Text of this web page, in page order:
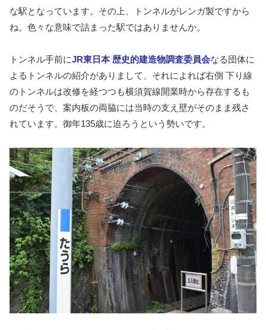
な駅となっています。その上、トンネルがレンガ製ですから
ね。色々な意味で詰まった駅ではありませんか。
トンネル手前にJR東日本 歴史的建造物調査委員会なる団体に
よるトンネルの紹介がありまして、それによれば右側 下り線
のトンネルは改修を経つつも横須賀線開業時から存在するも
のだそうで、案内板の両脇には当時の支え壁がそのまま残さ
れています。御年135歳に迫ろうという勢いです。